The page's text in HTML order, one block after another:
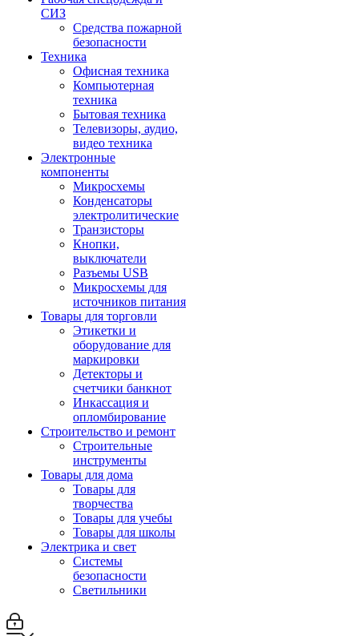
СИЗ
Средства пожарной
безопасности
Техника
Офисная техника
Компьютерная
техника
Бытовая техника
Телевизоры, аудио,
видео техника
Электронные
компоненты
Микросхемы
Конденсаторы
электролитические
Транзисторы
Кнопки,
выключатели
Разъемы USB
Микросхемы для
источников питания
Товары для торговли
Этикетки и
оборудование для
маркировки
Детекторы и
счетчики банкнот
Инкассация и
опломбирование
Строительство и ремонт
Строительные
инструменты
Товары для дома
Товары для
творчества
Товары для учебы
Товары для школы
Электрика и свет
Системы
безопасности
Светильники